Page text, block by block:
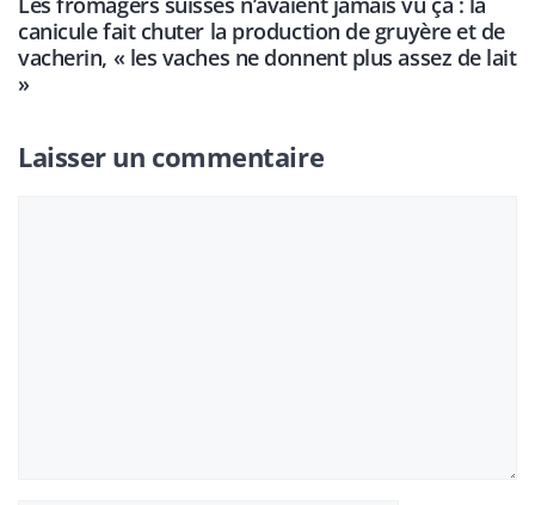
canicule fait chuter la production de gruyère et de
vacherin, « les vaches ne donnent plus assez de lait
»
Laisser un commentaire